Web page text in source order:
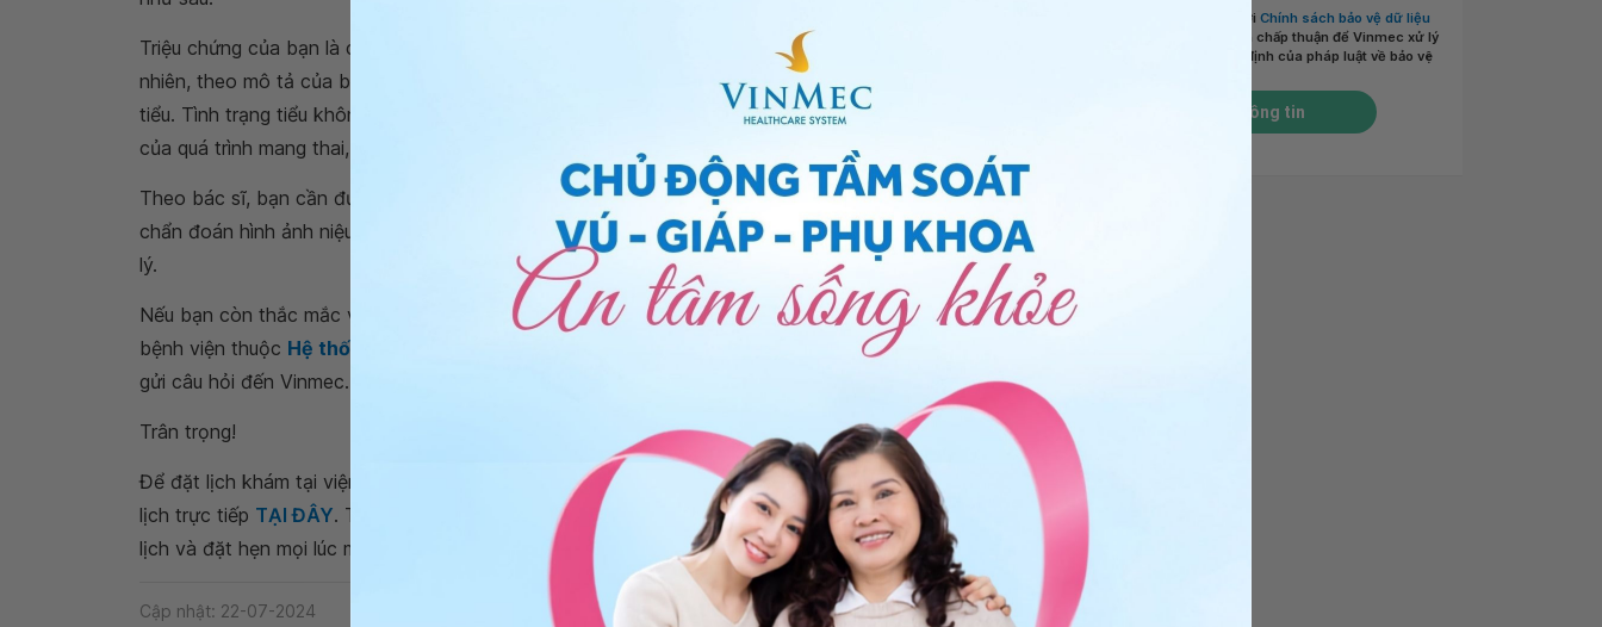
Triệu chứng của bạn là các triệu chứng rối loạn tiểu tiện, được xếp vào nhóm bệnh lý sàn chậu. Tuy
nhiên, theo mô tả của bạn bác sĩ chưa đủ dữ liệu để đánh giá được là bạn bị rò nước tiểu hay són
tiểu. Tình trạng tiểu không hết hoặc són tiểu có thể do nguyên nhân yếu cơ sàn chậu (ảnh hưởng
của quá trình mang thai, quá trình sinh hoặc chăm sóc sau sinh), hiếm khi là do may tầng sinh môn.
Theo bác sĩ, bạn cần được thăm khám phụ khoa đầy đủ, thực hiện 1 số thăm dò chức năng và
chẩn đoán hình ảnh niệu động học, từ đó mới có thể có chẩn đoán chính xác và hỗ trợ điều trị hợp
lý.
Nếu bạn còn thắc mắc về việc phụ nữ són tiểu sau sinh thường hơn 3 tháng, bạn có thể đến
bệnh viện thuộc Hệ thống Y tế Vinmec
để kiểm tra và tư vấn thêm. Cảm ơn bạn đã tin tưởng và
gửi câu hỏi đến Vinmec. Chúc bạn có thật nhiều sức khỏe.
Trân trọng!
Để đặt lịch khám tại viện, Quý khách vui lòng bấm sốHOTLINE , đặt mua GÓI DỊCH VỤhoặc đặt
lịch trực tiếp TẠI ĐÂY. Tải và đặt lịch khám tự động trên ứng dụng My Vinmec để quản lý, theo dõi
lịch và đặt hẹn mọi lúc mọi nơi ngay trên ứng dụng.
Cập nhật: 22-07-2024 Chia sẻ
Tôi đã đọc và đồng ý với Chính sách bảo vệ dữ liệu
và chấp thuận để Vinmec xử lý
DLCN của tôi theo quy định của pháp luật về bảo vệ
Gửi thông tin